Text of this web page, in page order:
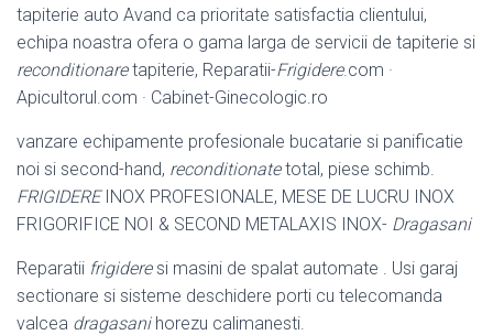
tapiterie auto Avand ca prioritate satisfactia clientului,
echipa noastra ofera o gama larga de servicii de tapiterie si
reconditionaretapiterie, Reparatii-Frigidere.com ·
Apicultorul.com · Cabinet-Ginecologic.ro
vanzare echipamente profesionale bucatarie si panificatie
noi si second-hand, reconditionatetotal, piese schimb.
FRIGIDEREINOX PROFESIONALE, MESE DE LUCRU INOX
FRIGORIFICE NOI & SECOND METALAXIS INOX- Dragasani
Reparatii frigideresi masini de spalat automate . Usi garaj
sectionare si sisteme deschidere porti cu telecomanda
valcea dragasanihorezu calimanesti.